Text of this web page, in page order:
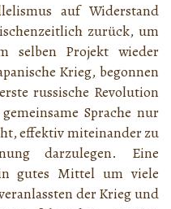
auf Widerstand
zurück, um
selben Projekt wieder
Krieg, begonnen
russische Revolution
Sprache nur
effektiv miteinander zu
darzulegen. Eine
gutes Mittel um viele
der Krieg und